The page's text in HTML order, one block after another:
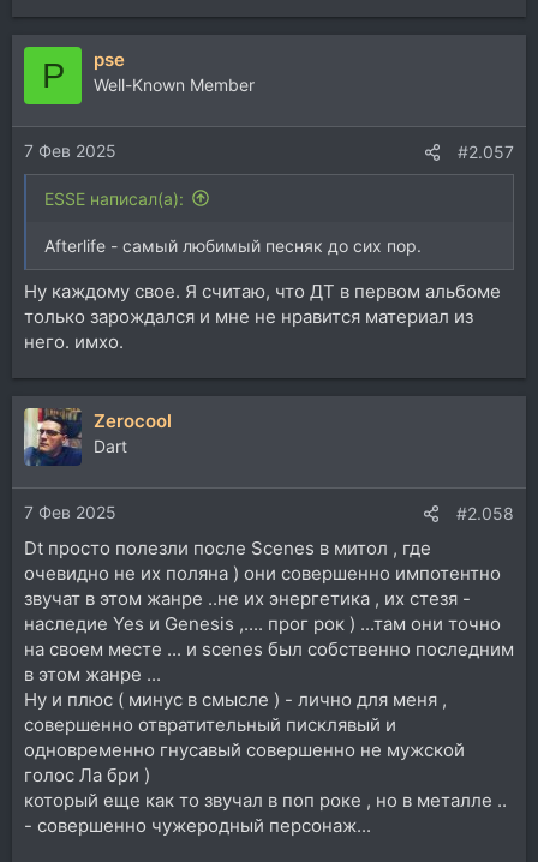
P pse
Well-Known Member
7 Фев 2025 #2.057
ESSE написал(а):
Afterlife - самый любимый песняк до сих пор.
Ну каждому свое. Я считаю, что ДТ в первом альбоме
только зарождался и мне не нравится материал из
него. имхо.
Zerocool
Dart
7 Фев 2025 #2.058
Dt просто полезли после Scenes в митол , где
очевидно не их поляна ) они совершенно импотентно
звучат в этом жанре ..не их энергетика , их стезя -
наследие Yes и Genesis ,.... прог рок ) ...там они точно
на своем месте ... и scenes был собственно последним
в этом жанре ...
Ну и плюс ( минус в смысле ) - лично для меня ,
совершенно отвратительный писклявый и
одновременно гнусавый совершенно не мужской
голос Ла бри )
который еще как то звучал в поп роке , но в металле ..
- совершенно чужеродный персонаж...